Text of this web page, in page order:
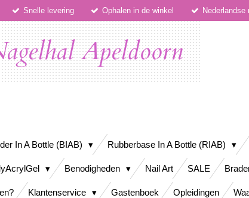
Snelle levering Ophalen in de winkel Nederlandse
Apeldoorn
In A Bottle (BIAB) Rubberbase In A Bottle (RIAB)
Benodigheden Nail Art SALE
Klantenservice Gastenboek Opleidingen